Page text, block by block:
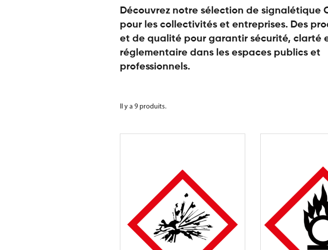
Découvrez notre sélection de signalétique
pour les collectivités et entreprises. Des
et de qualité pour garantir sécurité, clarté
réglementaire dans les espaces publics et
professionnels.
Il y a 9 produits.